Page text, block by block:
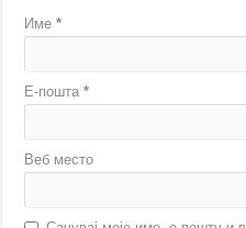
Име*
Е-пошта*
Веб место